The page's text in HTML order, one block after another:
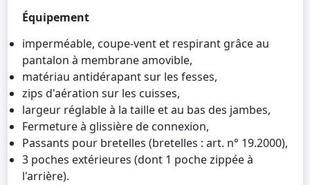
Équipement
imperméable, coupe-vent et respirant grâce au
pantalon à membrane amovible,
matériau antidérapant sur les fesses,
zips d'aération sur les cuisses,
largeur réglable à la taille et au bas des jambes,
Fermeture à glissière de connexion,
Passants pour bretelles (bretelles : art. n° 19.2000),
3 poches extérieures (dont 1 poche zippée à
l'arrière).